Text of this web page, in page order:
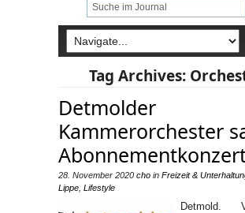
Tag Archives:
Detmolder
Kammerorchester
28. November 2020 cho in Freizeit &
Lippe Lifestyle
Detmold.